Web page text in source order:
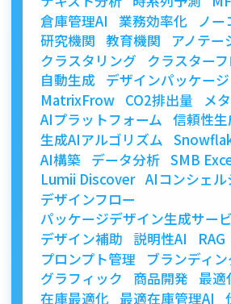
倉庫管理AI
業務効率化
ノー
研究機関 教育機関
アノテー
クラスタリング
クラスター
自動生成
デザインパッケージ
MatrixFrow CO2排出量
メ
AIプラットフォーム 信頼性
生成AIアルゴリズム
AI構築
データ分析 SMB
Lumii Discover AIコンシェル
デザインフロー
パッケージデザイン生成サー
デザイン補助 説明性AI
RAG
プロンプト管理
ブランディン
グラフィック
商品開発
最適
在庫最適化 最適在庫管理AI